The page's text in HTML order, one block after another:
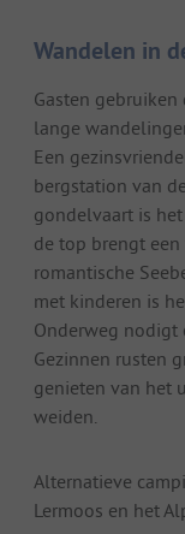
Wandelen in
Gasten
lange
Een
bergstation van
gondelvaart is
de top brengt
romantische
met kinderen is
Onderweg nodigt
Gezinnen rusten
genieten van het
weiden.
Alternatieve
Lermoos en het